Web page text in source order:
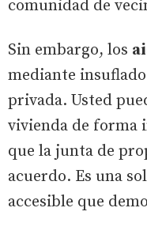
comunidad de
Sin embargo, los
mediante
privada. Usted
vivienda de forma
que la junta de
acuerdo. Es una
accesible que